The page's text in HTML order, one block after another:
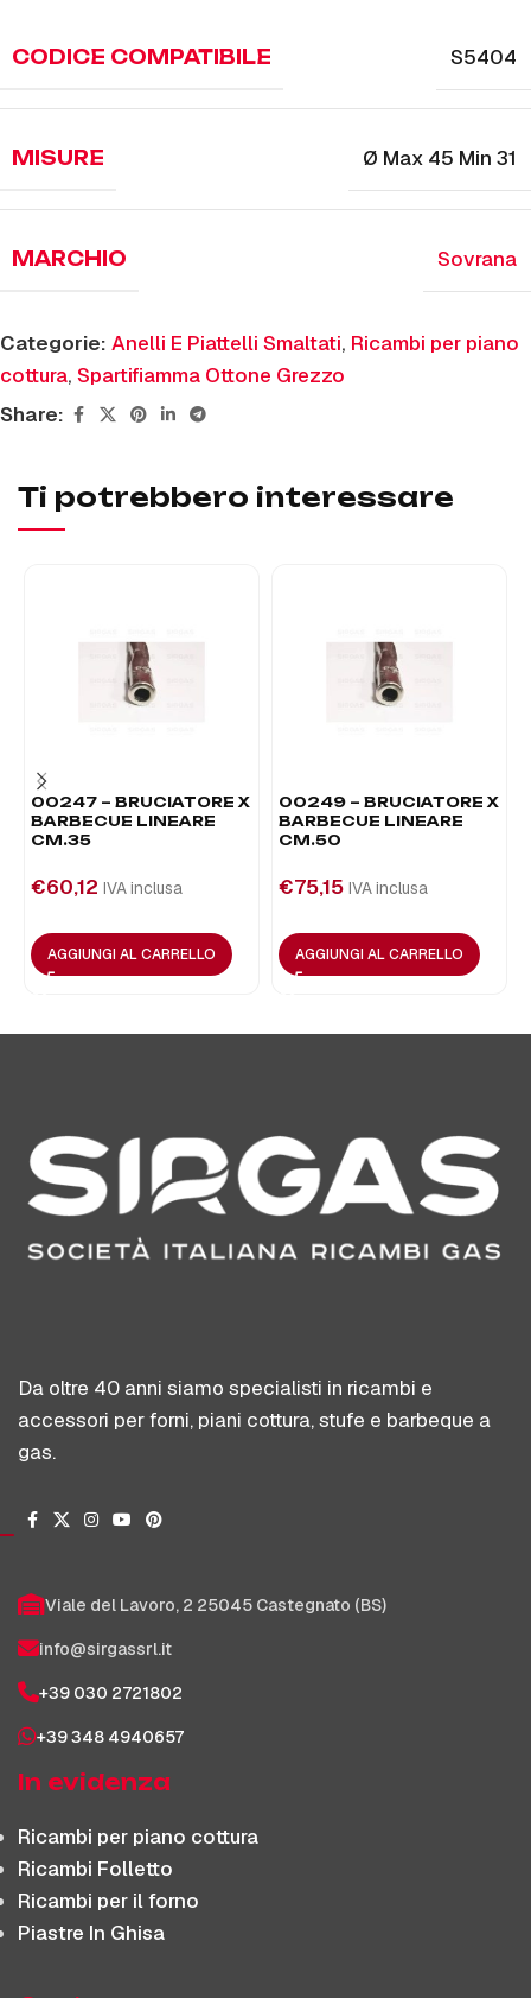
CODICE COMPATIBILE S5404
MISURE Ø Max 45 Min 31
MARCHIO Sovrana
Categorie: Anelli E Piattelli Smaltati, Ricambi per piano
cottura, Spartifiamma Ottone Grezzo
Share:
Ti potrebbero interessare
00247 – BRUCIATORE X
BARBECUE LINEARE
CM.35
€60,12 IVA inclusa
AGGIUNGI AL CARRELLO
00249 – BRUCIATORE X
BARBECUE LINEARE
CM.50
€75,15 IVA inclusa
AGGIUNGI AL CARRELLO
Da oltre 40 anni siamo specialisti in ricambi e
accessori per forni, piani cottura, stufe e barbeque a
gas.
Viale del Lavoro, 2 25045 Castegnato (BS)
info@sirgassrl.it
+39 030 2721802
+39 348 4940657
In evidenza
Ricambi per piano cottura
Ricambi Folletto
Ricambi per il forno
Piastre In Ghisa